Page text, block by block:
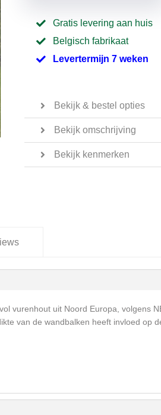
Gratis levering aan huis
Belgisch fabrikaat
Levertermijn 7 weken
Bekijk & bestel opties
Bekijk omschrijving
Bekijk kenmerken
vurenhout uit Noord Europa, volgens
van de wandbalken heeft invloed op